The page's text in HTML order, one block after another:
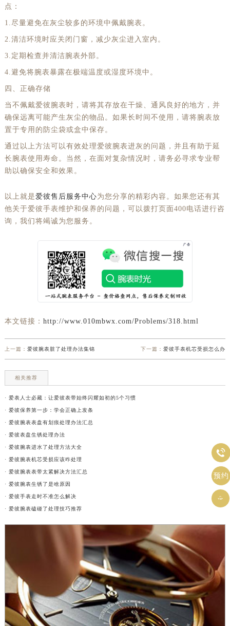
点：
1.尽量避免在灰尘较多的环境中佩戴腕表。
2.清洁环境时应关闭门窗，减少灰尘进入室内。
3.定期检查并清洁腕表外部。
4.避免将腕表暴露在极端温度或湿度环境中。
四、正确存储
当不佩戴爱彼腕表时，请将其存放在干燥、通风良好的地方，并
确保远离可能产生灰尘的物品。如果长时间不使用，请将腕表放
置于专用的防尘袋或盒中保存。
通过以上方法可以有效处理爱彼腕表进灰的问题，并且有助于延
长腕表使用寿命。当然，在面对复杂情况时，请务必寻求专业帮
助以确保安全和效果。
以上就是爱彼售后服务中心为您分享的精彩内容。如果您还有其
他关于爱彼手表维护和保养的问题，可以拨打页面400电话进行咨
询，我们将竭诚为您服务。
本文链接： http://www.010mbwx.com/Problems/318.html
上一篇： 爱彼腕表脏了处理办法集锦 下一篇：爱彼手表机芯受损怎么办
相关推荐
· 爱表人士必藏：让爱彼表带始终闪耀如初的5个习惯
· 爱彼保养第一步：学会正确上发条
· 爱彼腕表表盘有划痕处理办法汇总
· 爱彼表盘生锈处理办法
· 爱彼腕表进水了处理方法大全
· 爱彼腕表机芯受损应该咋处理
· 爱彼腕表表带太紧解决方法汇总
· 爱彼腕表生锈了是啥原因
· 爱彼手表走时不准怎么解决
· 爱彼腕表磕碰了处理技巧推荐

预约
